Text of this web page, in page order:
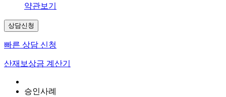
약관보기
상담신청
빠른 상담 신청
산재보상금 계산기
승인사례